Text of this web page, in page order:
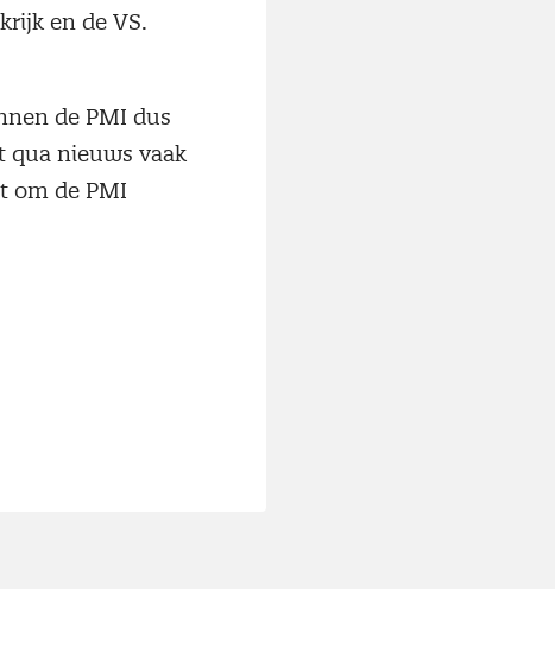
en de VS.
de PMI dus
qua nieuws vaak
om de PMI